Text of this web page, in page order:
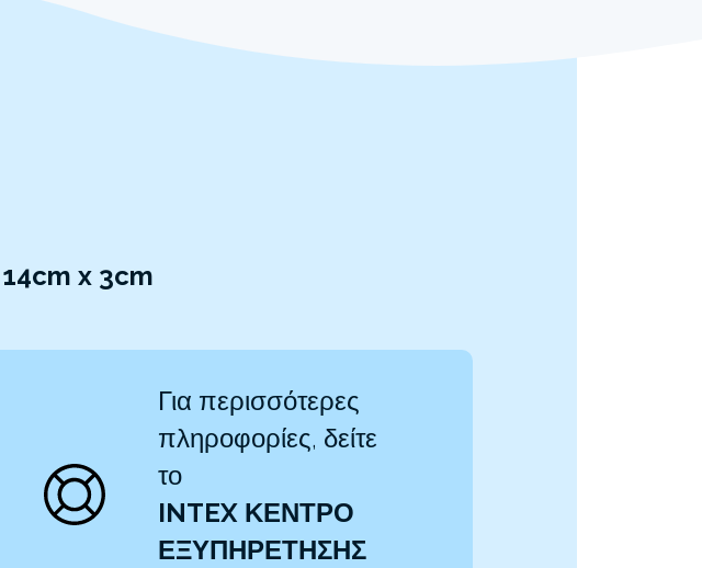
x 3cm
Για περισσότερες
πληροφορίες, δείτε
το
INTEX ΚΕΝΤΡΟ
ΕΞΥΠΗΡΕΤΗΣΗΣ